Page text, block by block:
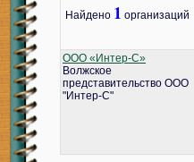
Найдено 1 организаций
ООО «Интер-С»
Волжское
представительство ООО
"Интер-С"